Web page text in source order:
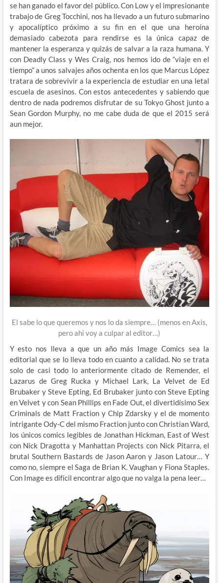
se han ganado el favor del público. Con Low y el impresionante
trabajo de Greg Tocchini, nos ha llevado a un futuro submarino
y apocalíptico próximo a su fin en el que una heroína
demasiado cabezota para rendirse es la única capaz de
mantener la esperanza y quizás de salvar a la raza humana. Y
con Deadly Class y Wes Craig, nos hemos ido de “viaje en el
tiempo” a unos salvajes años ochenta en los que Marcus López
tratara de sobrevivir a la experiencia de estudiar en una letal
escuela de asesinos. Con estos antecedentes y sabiendo que
dentro de nada podremos disfrutar de su Tokyo Ghost junto a
Sean Gordon Murphy, no me cabe duda de que el 2015 será
aun mejor.
El sabe lo que queremos y nos lo da siempre… (menos en Axis,
pero ahi voy a culpar al editor…)
Y esto nos lleva a que un año más Image Comics sea la
editorial que se lo lleva todo en cuanto a calidad. No se trata
solo de casi todo lo anteriormente citado de Remender, el
Lazarus de Greg Rucka y Michael Lark, La Velvet de Ed
Brubaker y Steve Epting, Ed Brubaker junto con Steve Epting
en Velvet y con Sean Phillips en Fade Out, el divertidísimo Sex
Criminals de Matt Fraction y Chip Zdarsky y el de momento
intrigante Ody-C del mismo Fraction junto con Christian Ward,
los únicos comics legibles de Jonathan Hickman, East of West
con Nick Dragotta y Manhattan Projects con Nick Pitarra, el
brutal Southern Bastards de Jason Aaron y Jason Latour… Y
como no, siempre el Saga de Brian K. Vaughan y Fiona Staples.
Con Image es difícil encontrar algo que no valga la pena leer…